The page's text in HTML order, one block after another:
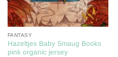
FANTASY
Hazeltjes Baby Smaug Books
pink organic jersey